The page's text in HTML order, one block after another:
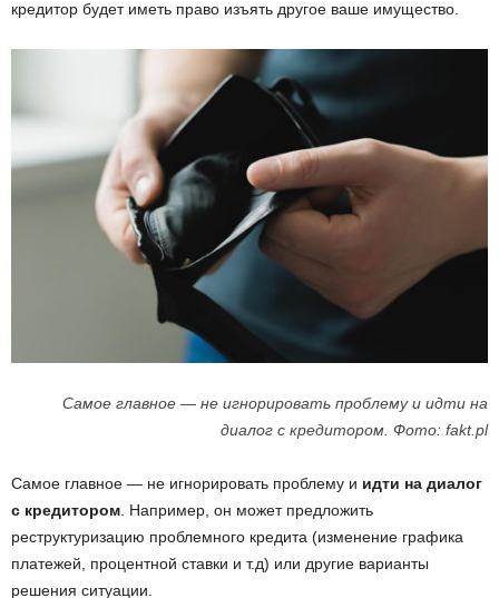
кредитор будет иметь право изъять другое ваше имущество.
Самое главное — не игнорировать проблему и идти на
диалог с кредитором. Фото: fakt.pl
Самое главное — не игнорировать проблему и идти на диалог
с кредитором . Например, он может предложить
реструктуризацию проблемного кредита (изменение графика
платежей, процентной ставки и т.д) или другие варианты
решения ситуации.